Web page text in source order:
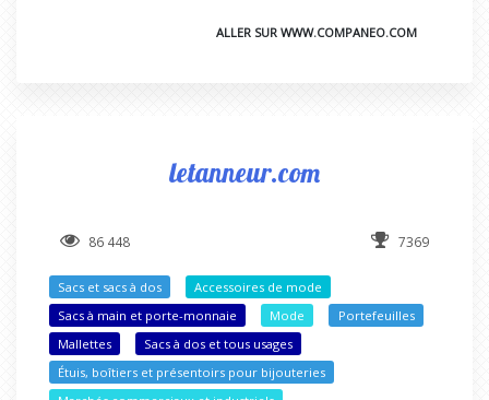
ALLER SUR WWW.COMPANEO.COM
letanneur.com
86 448 7369
Sacs et sacs à dos
Accessoires de mode
Sacs à main et porte-monnaie
Mode
Portefeuilles
Mallettes
Sacs à dos et tous usages
Étuis, boîtiers et présentoirs pour bijouteries